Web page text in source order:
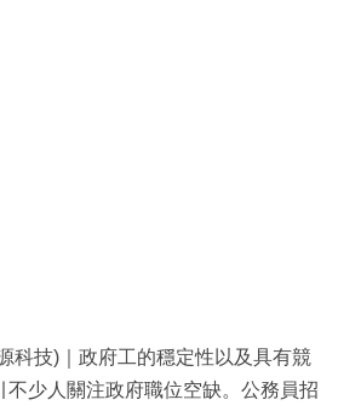
科技)｜政府工的穩定性以及具有競
不少人關注政府職位空缺。公務員招